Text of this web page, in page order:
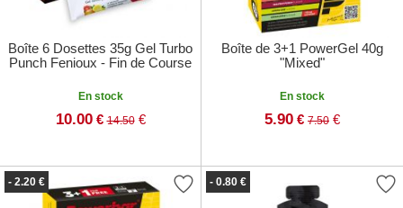
Boîte 6 Dosettes 35g Gel Turbo
Punch Fenioux - Fin de Course
En stock
10.00 € 14.50€
Boîte de 3+1 PowerGel 40g
"Mixed"
En stock
5.90 € 7.50 €
- 2.20 € - 0.80 €